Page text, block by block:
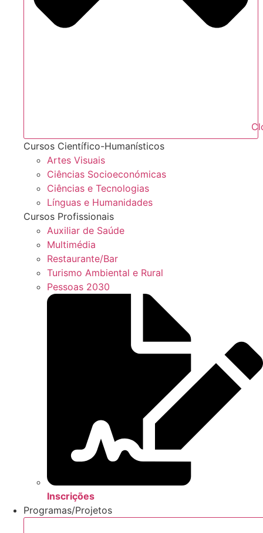
Cursos Científico-Humanísticos
Artes Visuais
Ciências Socioeconómicas
Ciências e Tecnologias
Línguas e Humanidades
Cursos Profissionais
Auxiliar de Saúde
Multimédia
Restaurante/Bar
Turismo Ambiental e Rural
Pessoas 2030
Inscrições
Programas/Projetos